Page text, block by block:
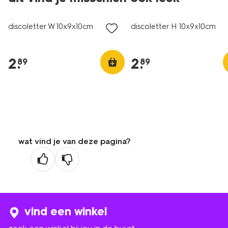
discoletter W 10x9x10cm
2.
89
discoletter H 10x9x10cm
2.
89
wat vind je van deze pagina?
vind een winkel